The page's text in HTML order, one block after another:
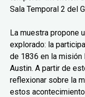
Sala Temporal 2 del
La muestra propone
explorado: la
de 1836 en la misión
Austin. A partir de
reflexionar sobre la
estos